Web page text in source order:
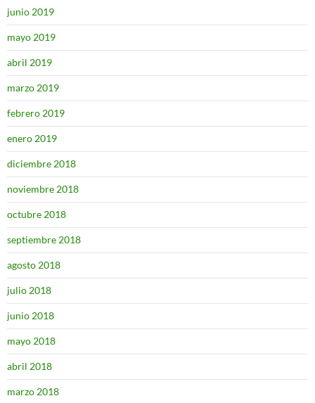
junio 2019
mayo 2019
abril 2019
marzo 2019
febrero 2019
enero 2019
diciembre 2018
noviembre 2018
octubre 2018
septiembre 2018
agosto 2018
julio 2018
junio 2018
mayo 2018
abril 2018
marzo 2018